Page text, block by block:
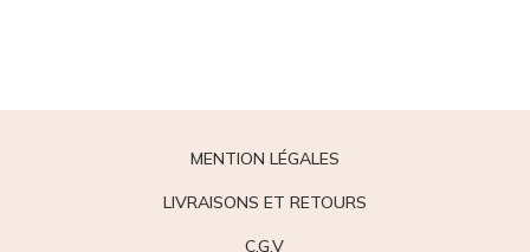
MENTION LÉGALES
LIVRAISONS ET RETOURS
C.G.V